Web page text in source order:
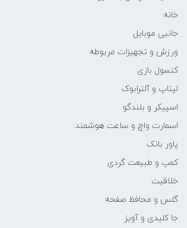
خانه
جانبی موبایل
ورزش و تجهیزات مربوطه
کنسول بازی
لپتاپ و آلترابوک
اسپیکر و بلندگو
اسمارت واچ و ساعت هوشمند
پاور بانک
کمپ و طبیعت گردی
خلاقیت
گلس و محافظ صفحه
جا کلیدی و آویز